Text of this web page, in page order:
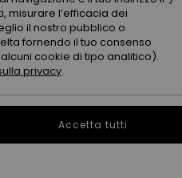
36 37 38
42
misurare l’efficacia dei
il nostro pubblico o
fornendo il tuo consenso
cookie di tipo analitico).
privacy.
Accetta tutti